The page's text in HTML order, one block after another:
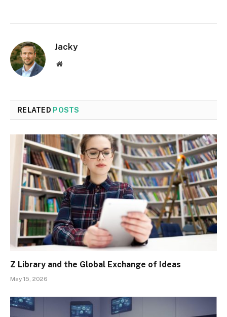
Jacky
Website
RELATED POSTS
Z Library and the Global Exchange of Ideas
May 15, 2026